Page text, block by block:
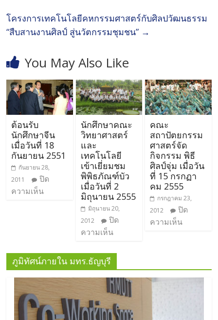
โครงการเทคโนโลยีคหกรรมศาสตร์กับศิลปวัฒนธรรม
“สืบสานงานศิลป์ สู่นวัตกรรมชุมชน” →
You May Also Like
ต้อนรับ
นักศึกษาจีน
เมื่อวันที่ 18
กันยายน 2551
กันยายน 28,
2011
ปิด
ความเห็น
นักศึกษาคณะ
วิทยาศาสตร์
และ
เทคโนโลยี
เข้าเยี่ยมชม
พิพิธภัณฑ์บัว
เมื่อวันที่ 2
มิถุนายน 2555
มิถุนายน 20,
2012
ปิด
ความเห็น
คณะ
สถาปัตยกรรม
ศาสตร์จัด
กิจกรรม พิธี
ศิลป์จุ่ม เมื่อวัน
ที่ 15 กรกฏา
คม 2555
กรกฎาคม 23,
2012
ปิด
ความเห็น
ภูมิทัศน์ภายใน มทร.ธัญบุรี